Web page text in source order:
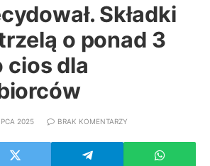
Składki
o ponad 3
cios dla
2025 BRAK KOMENTARZY